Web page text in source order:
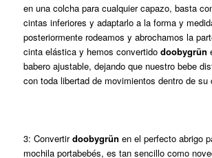
en una colcha para cualquier capazo, basta
cintas inferiores y adaptarlo a la forma y
posteriormente rodeamos y abrochamos la
cinta elástica y hemos convertidodoobygrün
babero ajustable, dejando que nuestro bebe
con toda libertad de movimientos dentro de su
3: Convertirdoobygrün en el perfecto abrigo
mochila portabebés, es tan sencillo como